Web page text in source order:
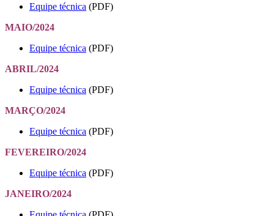
Equipe técnica (PDF)
MAIO/2024
Equipe técnica (PDF)
ABRIL/2024
Equipe técnica (PDF)
MARÇO/2024
Equipe técnica (PDF)
FEVEREIRO/2024
Equipe técnica (PDF)
JANEIRO/2024